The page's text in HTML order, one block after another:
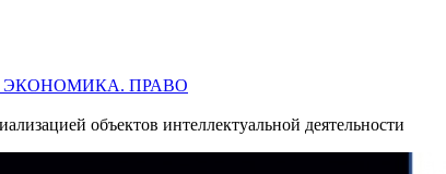
ПРАВО
объектов интеллектуальной деятельности